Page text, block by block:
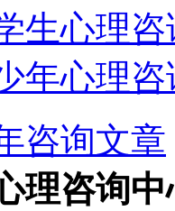
生心理
年心理
咨询文章
理咨询中